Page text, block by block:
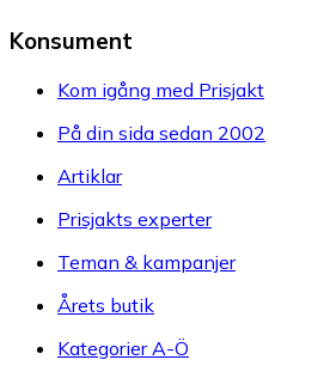
Konsument
Kom igång med Prisjakt
På din sida sedan 2002
Artiklar
Prisjakts experter
Teman & kampanjer
Årets butik
Kategorier A-Ö